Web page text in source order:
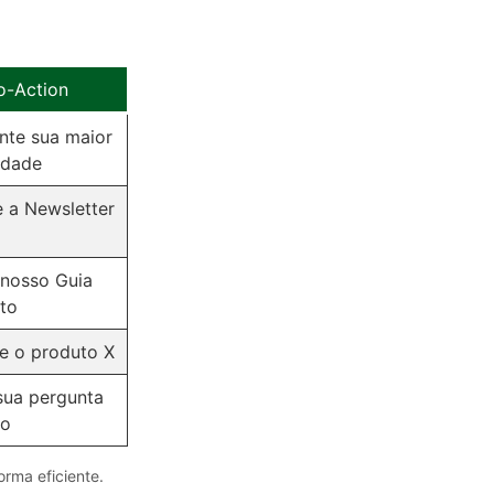
Action
sua maior
a Newsletter
Guia
o produto X
pergunta
eficiente.